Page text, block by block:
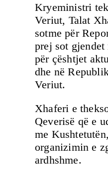
Kryeministri
Veriut, Talat
sotme për
prej sot
për çështjet
dhe në
Veriut.
Xhaferi e
Qeverisë që e
me
organizimin e
ardhshme.